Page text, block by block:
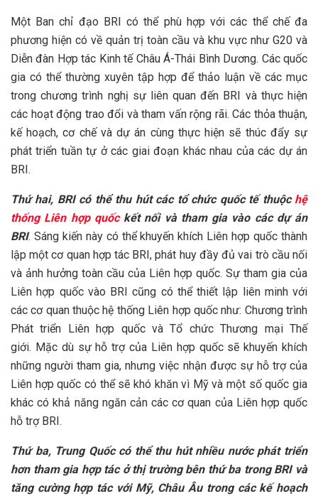
Một Ban chỉ đạo BRI có thể phù hợp với các thể chế đa
phương hiện có về quản trị toàn cầu và khu vực như G20 và
Diễn đàn Hợp tác Kinh tế Châu Á-Thái Bình Dương. Các quốc
gia có thể thường xuyên tập hợp để thảo luận về các mục
trong chương trình nghị sự liên quan đến BRI và thực hiện
các hoạt động trao đổi và tham vấn rộng rãi. Các thỏa thuận,
kế hoạch, cơ chế và dự án cùng thực hiện sẽ thúc đẩy sự
phát triển tuần tự ở các giai đoạn khác nhau của các dự án
BRI.
Thứ hai, BRI có thể thu hút các tổ chức quốc tế thuộc hệ
thống Liên hợp quốckết nối và tham gia vào các dự án
BRI. Sáng kiến ​​này có thể khuyến khích Liên hợp quốc thành
lập một cơ quan hợp tác BRI, phát huy đầy đủ vai trò cầu nối
và ảnh hưởng toàn cầu của Liên hợp quốc. Sự tham gia của
Liên hợp quốc vào BRI cũng có thể thiết lập liên minh với
các cơ quan thuộc hệ thống Liên hợp quốc như: Chương trình
Phát triển Liên hợp quốc và Tổ chức Thương mại Thế
giới. Mặc dù sự hỗ trợ của Liên hợp quốc sẽ khuyến khích
những người tham gia, nhưng việc nhận được sự hỗ trợ của
Liên hợp quốc có thể sẽ khó khăn vì Mỹ và một số quốc gia
khác có khả năng ngăn cản các cơ quan của Liên hợp quốc
hỗ trợ BRI.
Thứ ba, Trung Quốc có thể thu hút nhiều nước phát triển
hơn tham gia hợp tác ởthị trường bên thứ ba trong BRI và
tăng cường hợp tác với Mỹ, Châu Âu trong các kế hoạch